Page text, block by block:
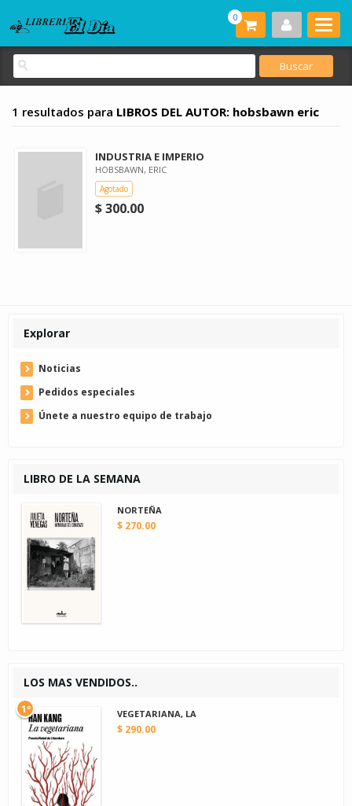
0
1 resultados para LIBROS DEL AUTOR: hobsbawn eric
INDUSTRIA E IMPERIO
HOBSBAWN, ERIC
Agotado
$ 300.00
Explorar
Noticias
Pedidos especiales
Únete a nuestro equipo de trabajo
LIBRO DE LA SEMANA
NORTEÑA
$ 270.00
LOS MAS VENDIDOS..
VEGETARIANA, LA
$ 290.00
1º